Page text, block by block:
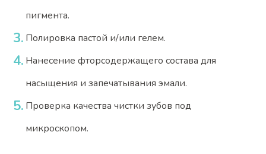
пигмента.
Полировка пастой и/или гелем.
Нанесение фторсодержащего состава для
насыщения и запечатывания эмали.
Проверка качества чистки зубов под
микроскопом.